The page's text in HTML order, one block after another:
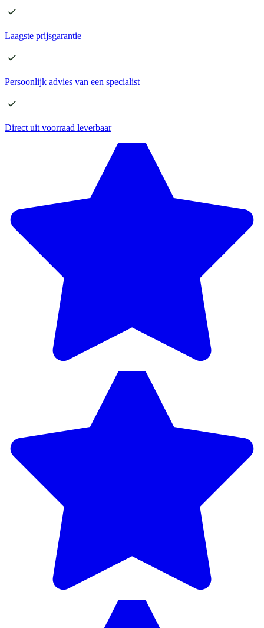
Laagste prijsgarantie
Persoonlijk advies van een specialist
Direct uit voorraad leverbaar